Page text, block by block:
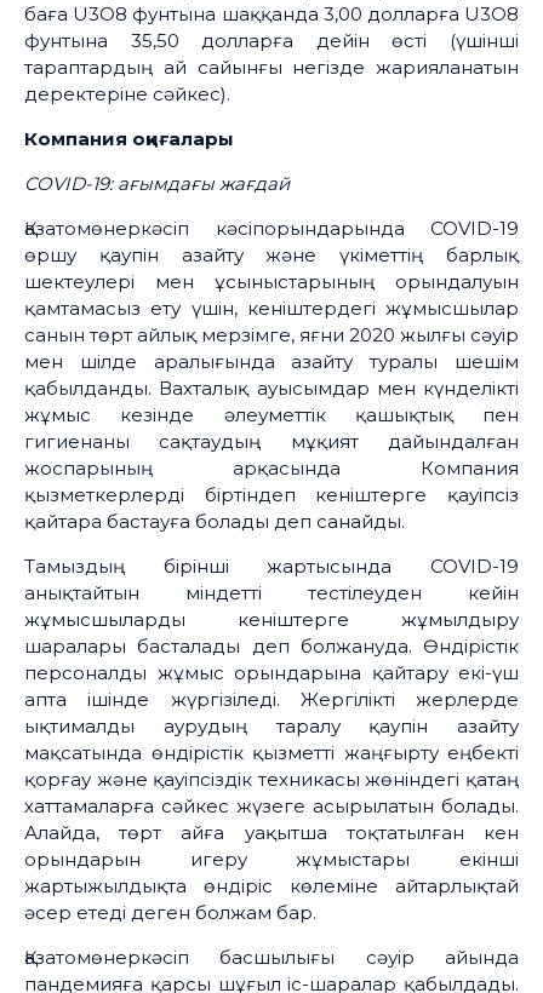
баға U3O8 фунтына шаққанда 3,00 долларға U3O8
фунтына 35,50 долларға дейін өсті (үшінші
тараптардың ай сайынғы негізде жарияланатын
деректеріне сәйкес).
Компания оқиғалары
COVID-19:ағымдағы жағдай
Қазатомөнеркәсіп кәсіпорындарында COVID-19
өршу қаупін азайту және үкіметтің барлық
шектеулері мен ұсыныстарының орындалуын
қамтамасыз ету үшін, кеніштердегі жұмысшылар
санын төрт айлық мерзімге, яғни 2020 жылғы сәуір
мен шілде аралығында азайту туралы шешім
қабылданды. Вахталық ауысымдар мен күнделікті
жұмыс кезінде әлеуметтік қашықтық пен
гигиенаны сақтаудың мұқият дайындалған
жоспарының арқасында Компания
қызметкерлерді біртіндеп кеніштерге қауіпсіз
қайтара бастауға болады деп санайды.
Тамыздың бірінші жартысында COVID-19
анықтайтын міндетті тестілеуден кейін
жұмысшыларды кеніштерге жұмылдыру
шаралары басталады деп болжануда. Өндірістік
персоналды жұмыс орындарына қайтару екі-үш
апта ішінде жүргізіледі. Жергілікті жерлерде
ықтималды аурудың таралу қаупін азайту
мақсатында өндірістік қызметті жаңғырту еңбекті
қорғау және қауіпсіздік техникасы жөніндегі қатаң
хаттамаларға сәйкес жүзеге асырылатын болады.
Алайда, төрт айға уақытша тоқтатылған кен
орындарын игеру жұмыстары екінші
жартыжылдықта өндіріс көлеміне айтарлықтай
әсер етеді деген болжам бар.
Қазатомөнеркәсіп басшылығы сәуір айында
пандемияға қарсы шұғыл іс-шаралар қабылдады.